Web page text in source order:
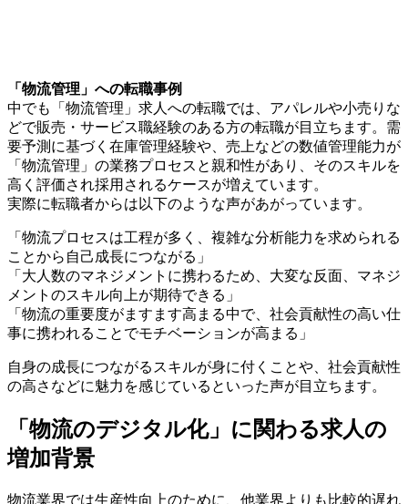
「物流管理」への転職事例
中でも「物流管理」求人への転職では、アパレルや小売りな
どで販売・サービス職経験のある方の転職が目立ちます。需
要予測に基づく在庫管理経験や、売上などの数値管理能力が
「物流管理」の業務プロセスと親和性があり、そのスキルを
高く評価され採用されるケースが増えています。
実際に転職者からは以下のような声があがっています。
「物流プロセスは工程が多く、複雑な分析能力を求められる
ことから自己成長につながる」
「大人数のマネジメントに携わるため、大変な反面、マネジ
メントのスキル向上が期待できる」
「物流の重要度がますます高まる中で、社会貢献性の高い仕
事に携われることでモチベーションが高まる」
自身の成長につながるスキルが身に付くことや、社会貢献性
の高さなどに魅力を感じているといった声が目立ちます。
「物流のデジタル化」に関わる求人の
増加背景
物流業界では生産性向上のために、他業界よりも比較的遅れ